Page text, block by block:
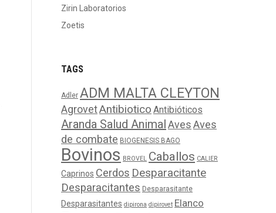
Zirin Laboratorios
Zoetis
TAGS
Adler ADM MALTA CLEYTON
AgrovetAntibiotico Antibióticos
Aranda Salud AnimalAvesAves
de combate BIOGENESIS BAGO
Bovinos BROVEL Caballos CALIER
Caprinos Cerdos Desparacitante
Desparacitantes Desparasitante
Desparasitantes dipirona dipirovet Elanco